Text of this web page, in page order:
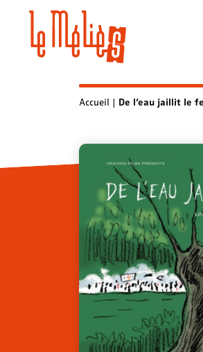
Accueil | De l’eau jaillit le